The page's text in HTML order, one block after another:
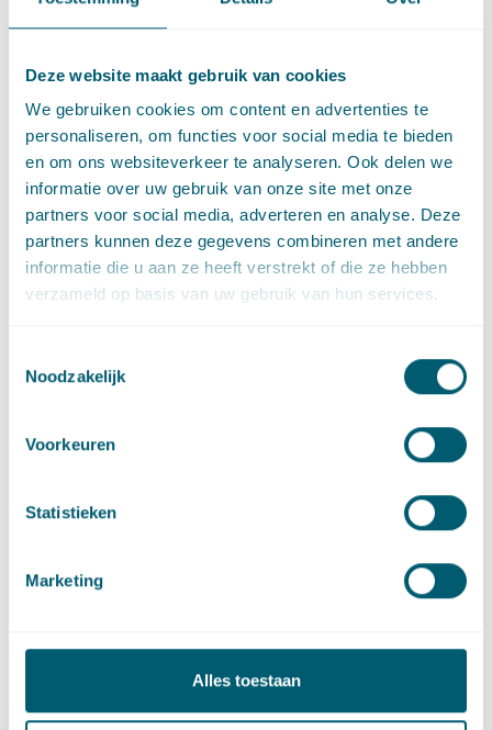
Deze website maakt gebruik van cookies
We gebruiken cookies om content en advertenties te
personaliseren, om functies voor social media te bieden
en om ons websiteverkeer te analyseren. Ook delen we
informatie over uw gebruik van onze site met onze
partners voor social media, adverteren en analyse. Deze
partners kunnen deze gegevens combineren met andere
informatie die u aan ze heeft verstrekt of die ze hebben
verzameld op basis van uw gebruik van hun services.
Noodzakelijk
Voorkeuren
Statistieken
Marketing
Alles toestaan
gedrag van politieagenten in hun vrije tijd. Een politieagent
dat moment niet in dienst is. Vanwege deze en andere
bijzonderheden heeft de wetgever er voor gekozen
politieagenten uit te zonderen van de normalisering.
Politieke ambtsdragers
Eveneens uitgezonderd van de normalisering zijn ´benoemde
ambtsdragers´. Hiermee worden bijvoorbeeld ministers,
staatssecretarissen, burgemeesters en de commissaris van de
politieke verantwoording verschuldigd voor hun handelen. Het
voor een arbeidsovereenkomst kenmerkende element van
ondergeschiktheid ontbreekt echter. Om deze reden is het
volgens de wetgever niet verstandig om de normale regels van
verklaren.
Rechterlijke macht
uitgezonderd van de voorgestelde normalisering. Aangezien
een van de belangrijkste eigenschappen van deze groep